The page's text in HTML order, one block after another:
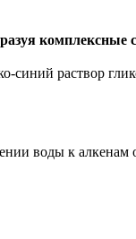
синий раствор
воды к алкенам